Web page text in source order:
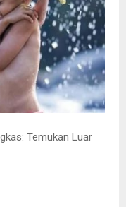
Temukan Luar